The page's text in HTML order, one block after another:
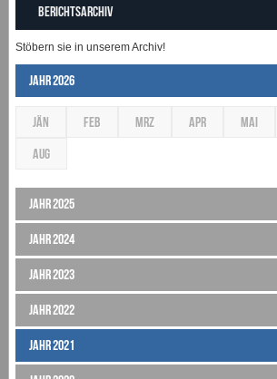
Berichtsarchiv
Stöbern sie in unserem Archiv!
Jahr 2026
JÄN FEB MRZ APR MAI
AUG
Jahr 2025
Jahr 2024
Jahr 2023
Jahr 2022
Jahr 2021